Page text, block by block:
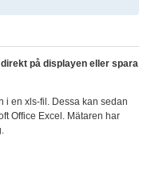
på displayen eller spara
i en xls-fil. Dessa kan sedan
Office Excel. Mätaren har